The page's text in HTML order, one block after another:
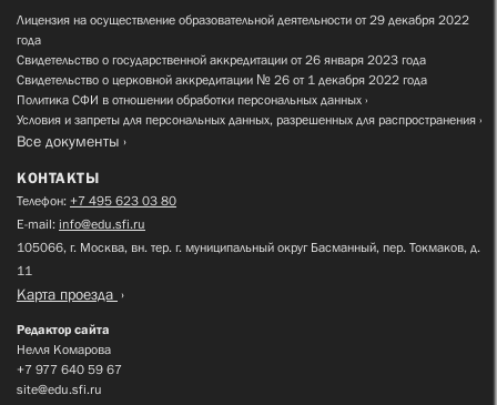
Лицензия на осуществление образовательной деятельности от 29 декабря 2022
года
Свидетельство о государственной аккредитации от 26 января 2023 года
Свидетельство о церковной аккредитации № 26 от 1 декабря 2022 года
Политика СФИ в отношении обработки персональных данных
Условия и запреты для персональных данных, разрешенных для распространения
Все документы
КОНТАКТЫ
Телефон: +7 495 623 03 80
E-mail: info@edu.sfi.ru
105066, г. Москва, вн. тер. г. муниципальный округ Басманный, пер. Токмаков, д.
11
Карта проезда
Редактор сайта
Нелля Комарова
+7 977 640 59 67
site@edu.sfi.ru